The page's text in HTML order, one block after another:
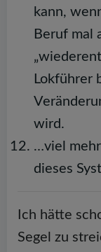
kann,
Beruf mal
Lokführer
wird.
…viel
dieses
Ich hätte
Segel zu